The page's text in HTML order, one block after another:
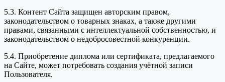
5.3. Контент Сайта защищен авторским правом,
законодательством о товарных знаках, а также другими
правами, связанными с интеллектуальной собственностью, и
законодательством о недобросовестной конкуренции.
5.4. Приобретение диплома или сертификата, предлагаемого
на Сайте, может потребовать создания учётной записи
Пользователя.